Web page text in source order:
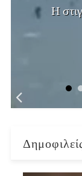
Η